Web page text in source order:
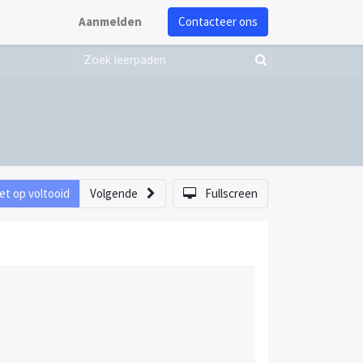
Aanmelden Contacteer ons
op voltooid Volgende Fullscreen